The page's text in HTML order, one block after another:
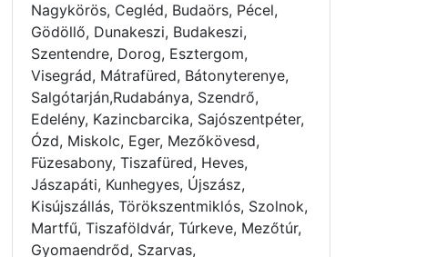
Nagykörös, Cegléd, Budaörs, Pécel,
Gödöllő, Dunakeszi, Budakeszi,
Szentendre, Dorog, Esztergom,
Visegrád, Mátrafüred, Bátonyterenye,
Salgótarján,Rudabánya, Szendrő,
Edelény, Kazincbarcika, Sajószentpéter,
Ózd, Miskolc, Eger, Mezőkövesd,
Füzesabony, Tiszafüred, Heves,
Jászapáti, Kunhegyes, Újszász,
Kisújszállás, Törökszentmiklós, Szolnok,
Martfű, Tiszaföldvár, Túrkeve, Mezőtúr,
Gyomaendrőd, Szarvas,